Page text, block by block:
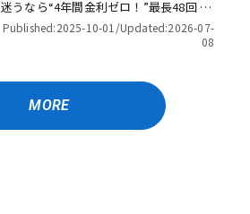
迷うなら“4年間金利ゼロ！”最長48回 無
金利キャンペーン
Published:2025-10-01/Updated:2026-07-
08
MORE